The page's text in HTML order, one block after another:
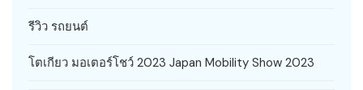
รีวิว รถยนต์
โตเกียว มอเตอร์โชว์ 2023 Japan Mobility Show 2023